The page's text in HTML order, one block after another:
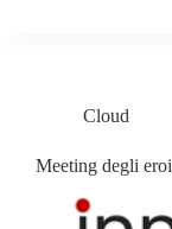
Cloud
Meeting degli